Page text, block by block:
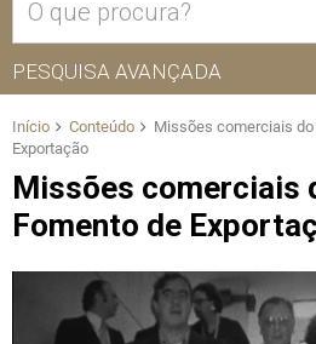
PESQUISA AVANÇADA
Início Conteúdo
Missões comerciais
Exportação
Missões comerciais
Fomento de